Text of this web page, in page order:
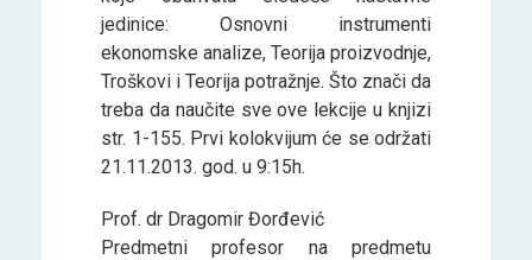
jedinice: Osnovni instrumenti
ekonomske analize, Teorija proizvodnje,
Troškovi i Teorija potražnje. Što znači da
treba da naučite sve ove lekcije u knjizi
str. 1-155. Prvi kolokvijum će se održati
21.11.2013. god. u 9:15h.
Prof. dr Dragomir Đorđević
Predmetni profesor na predmetu